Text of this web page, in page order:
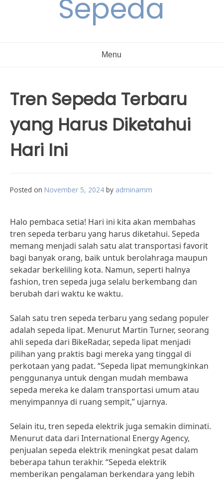
Sepeda
Menu
Tren Sepeda Terbaru
yang Harus Diketahui
Hari Ini
Posted on November 5, 2024 by adminamm
Halo pembaca setia! Hari ini kita akan membahas
tren sepeda terbaru yang harus diketahui. Sepeda
memang menjadi salah satu alat transportasi favorit
bagi banyak orang, baik untuk berolahraga maupun
sekadar berkeliling kota. Namun, seperti halnya
fashion, tren sepeda juga selalu berkembang dan
berubah dari waktu ke waktu.
Salah satu tren sepeda terbaru yang sedang populer
adalah sepeda lipat. Menurut Martin Turner, seorang
ahli sepeda dari BikeRadar, sepeda lipat menjadi
pilihan yang praktis bagi mereka yang tinggal di
perkotaan yang padat. “Sepeda lipat memungkinkan
penggunanya untuk dengan mudah membawa
sepeda mereka ke dalam transportasi umum atau
menyimpannya di ruang sempit,” ujarnya.
Selain itu, tren sepeda elektrik juga semakin diminati.
Menurut data dari International Energy Agency,
penjualan sepeda elektrik meningkat pesat dalam
beberapa tahun terakhir. “Sepeda elektrik
memberikan pengalaman berkendara yang lebih